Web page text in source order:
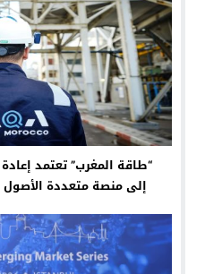
“طاقة المغرب” تعتمد
إلى منصة متعددة الأصول